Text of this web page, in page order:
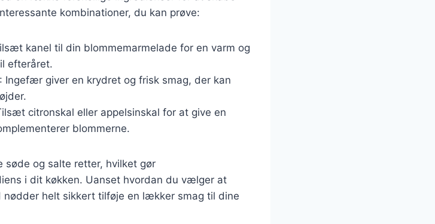
kombinationer, du kan prøve:
kanel til din blommemarmelade for en varm og
efteråret.
: Ingefær giver en krydret og frisk smag, der kan
citronskal eller appelsinskal for at give en
blommerne.
søde og salte retter, hvilket gør
i dit køkken. Uanset hvordan du vælger at
nødder helt sikkert tilføje en lækker smag til dine